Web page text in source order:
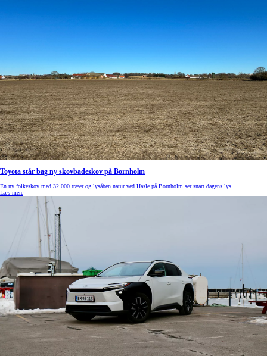
Toyota står bag ny skovbadeskov på Bornholm
En ny folkeskov med 32.000 træer og lysåben natur ved Hasle på Bornholm ser snart dagens lys
Læs mere